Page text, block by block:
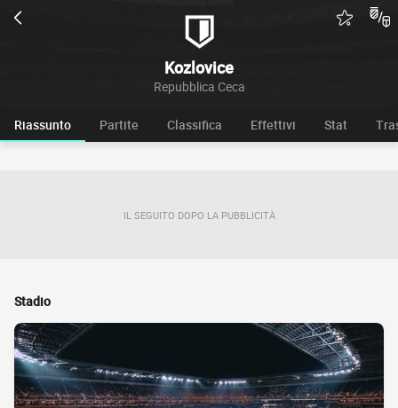
Kozlovice
Repubblica Ceca
Riassunto Partite Classifica Effettivi Stat
IL SEGUITO DOPO LA PUBBLICITÀ
Stadio